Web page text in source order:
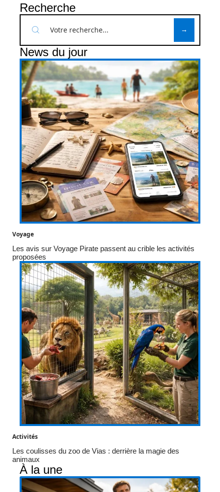
Recherche
News du jour
Voyage
Les avis sur Voyage Pirate passent au crible les activités
proposées
Activités
Les coulisses du zoo de Vias : derrière la magie des
animaux
À la une